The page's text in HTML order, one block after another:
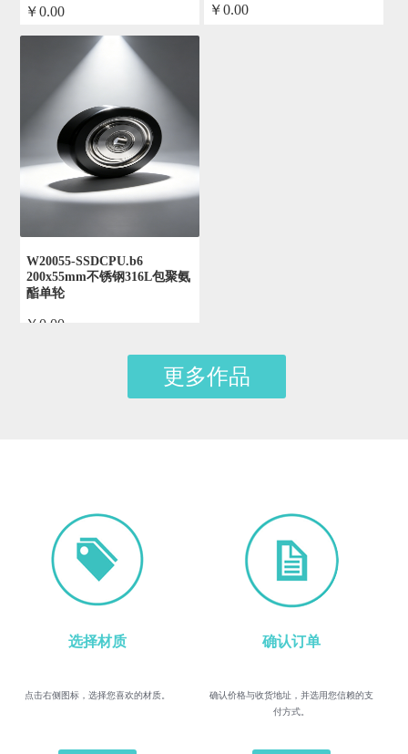
￥0.00 ￥0.00
W20055-SSDCPU.b6
200x55mm不锈钢316L包聚氨
酯单轮
￥0.00
更多作品
选择材质
点击右侧图标，选择您喜欢的材质。
确认订单
确认价格与收货地址，并选用您信赖的支
付方式。